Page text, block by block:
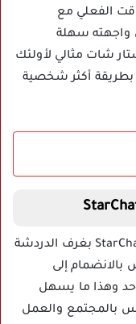
الفعلي مع
واجهته سهلة
شات مثالي لأولئك
بطريقة أكثر شخصية
يتميز تطبيق StarChat Group Voice Chat Room بغرف الدردشة
إلى
وهذا ما يسهل
بالمجتمع والعمل